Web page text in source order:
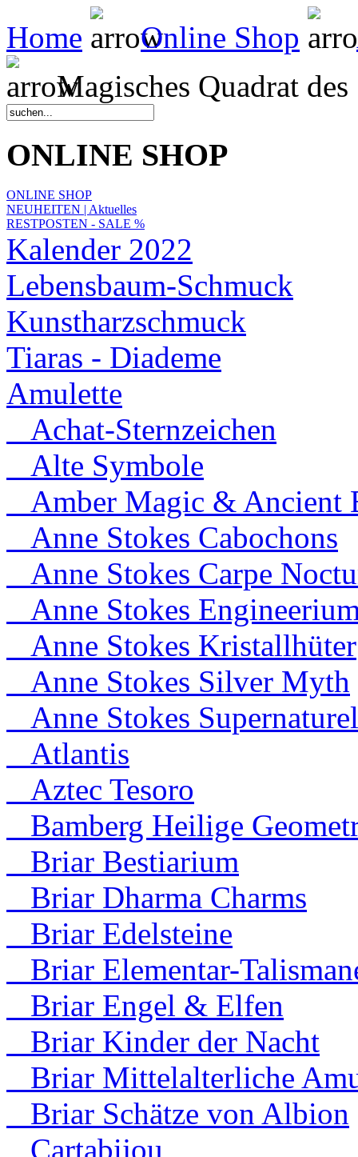
Home Online Shop
Magisches Quadrat des
ONLINE SHOP
ONLINE SHOP
NEUHEITEN | Aktuelles
RESTPOSTEN - SALE %
Kalender 2022
Lebensbaum-Schmuck
Kunstharzschmuck
Tiaras - Diademe
Amulette
Achat-Sternzeichen
Alte Symbole
Amber Magic & Ancient
Anne Stokes Cabochons
Anne Stokes Carpe
Anne Stokes
Anne Stokes Kristallhüter
Anne Stokes Silver Myth
Anne Stokes
Atlantis
Aztec Tesoro
Bamberg Heilige
Briar Bestiarium
Briar Dharma Charms
Briar Edelsteine
Briar Elementar-
Briar Engel & Elfen
Briar Kinder der Nacht
Briar Mittelalterliche
Briar Schätze von Albion
Cartabijou